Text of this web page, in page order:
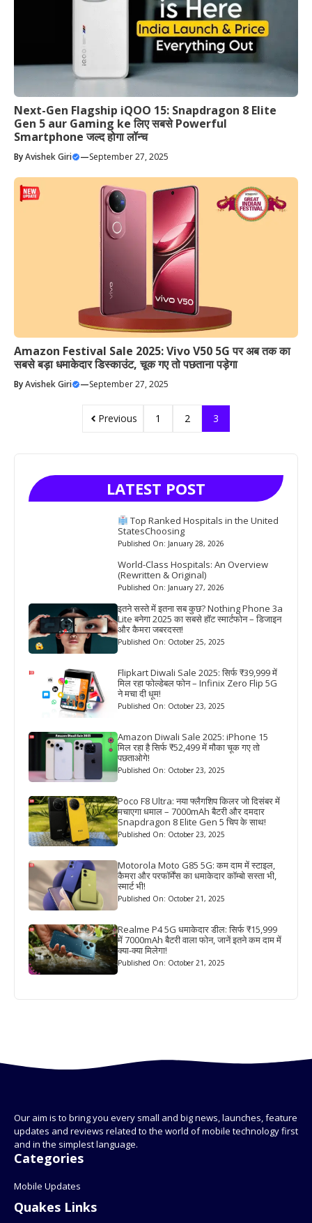
Next-Gen Flagship iQOO 15: Snapdragon 8 Elite
Gen 5 aur Gaming ke लिए सबसे Powerful
Smartphone जल्द होगा लॉन्च
ByAvishek Giri —September 27, 2025
Amazon Festival Sale 2025: Vivo V50 5G पर अब तक का
सबसे बड़ा धमाकेदार डिस्काउंट, चूक गए तो पछताना पड़ेगा
ByAvishek Giri —September 27, 2025
Previous 1 2 3
LATEST POST
Top Ranked Hospitals in the United
StatesChoosing
Published On: January 28, 2026
World-Class Hospitals: An Overview
(Rewritten & Original)
Published On: January 27, 2026
इतने सस्ते में इतना सब कुछ? Nothing Phone 3a
Lite बनेगा 2025 का सबसे हॉट स्मार्टफोन – डिजाइन
और कैमरा जबरदस्त!
Published On: October 25, 2025
Flipkart Diwali Sale 2025: सिर्फ ₹39,999 में
मिल रहा फोल्डेबल फोन – Infinix Zero Flip 5G
ने मचा दी धूम!
Published On: October 23, 2025
Amazon Diwali Sale 2025: iPhone 15
मिल रहा है सिर्फ ₹52,499 में मौका चूक गए तो
पछताओगे!
Published On: October 23, 2025
Poco F8 Ultra: नया फ्लैगशिप किलर जो दिसंबर में
मचाएगा धमाल – 7000mAh बैटरी और दमदार
Snapdragon 8 Elite Gen 5 चिप के साथ!
Published On: October 23, 2025
Motorola Moto G85 5G: कम दाम में स्टाइल,
कैमरा और परफॉर्मेंस का धमाकेदार कॉम्बो सस्ता भी,
स्मार्ट भी!
Published On: October 21, 2025
Realme P4 5G धमाकेदार डील: सिर्फ ₹15,999
में 7000mAh बैटरी वाला फोन, जानें इतने कम दाम में
क्या-क्या मिलेगा!
Published On: October 21, 2025
Our aim is to bring you every small and big news, launches, feature
updates and reviews related to the world of mobile technology first
and in the simplest language.
Categories
Mobile Updates
Quakes Links